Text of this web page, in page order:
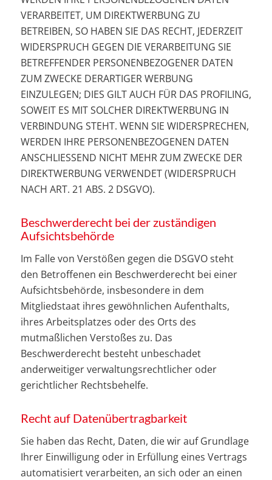
VERARBEITET, UM DIREKTWERBUNG ZU
BETREIBEN, SO HABEN SIE DAS RECHT, JEDERZEIT
WIDERSPRUCH GEGEN DIE VERARBEITUNG SIE
BETREFFENDER PERSONENBEZOGENER DATEN
ZUM ZWECKE DERARTIGER WERBUNG
EINZULEGEN; DIES GILT AUCH FÜR DAS PROFILING,
SOWEIT ES MIT SOLCHER DIREKTWERBUNG IN
VERBINDUNG STEHT. WENN SIE WIDERSPRECHEN,
WERDEN IHRE PERSONENBEZOGENEN DATEN
ANSCHLIESSEND NICHT MEHR ZUM ZWECKE DER
DIREKTWERBUNG VERWENDET (WIDERSPRUCH
NACH ART. 21 ABS. 2 DSGVO).
Beschwerde­recht bei der zuständigen
Aufsichts­behörde
Im Falle von Verstößen gegen die DSGVO steht
den Betroffenen ein Beschwerderecht bei einer
Aufsichtsbehörde, insbesondere in dem
Mitgliedstaat ihres gewöhnlichen Aufenthalts,
ihres Arbeitsplatzes oder des Orts des
mutmaßlichen Verstoßes zu. Das
Beschwerderecht besteht unbeschadet
anderweitiger verwaltungsrechtlicher oder
gerichtlicher Rechtsbehelfe.
Recht auf Daten­übertrag­barkeit
Sie haben das Recht, Daten, die wir auf Grundlage
Ihrer Einwilligung oder in Erfüllung eines Vertrags
automatisiert verarbeiten, an sich oder an einen